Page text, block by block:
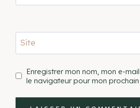
Site
Enregistrer mon nom, mon e-
le navigateur pour mon